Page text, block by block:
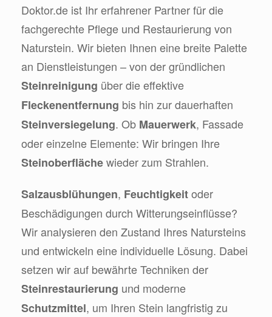
Doktor.de ist Ihr erfahrener Partner für die
fachgerechte Pflege und Restaurierung von
Naturstein. Wir bieten Ihnen eine breite Palette
an Dienstleistungen – von der gründlichen
Steinreinigung über die effektive
Fleckenentfernung bis hin zur dauerhaften
Steinversiegelung. Ob Mauerwerk, Fassade
oder einzelne Elemente: Wir bringen Ihre
Steinoberflächewieder zum Strahlen.
Salzausblühungen, Feuchtigkeitoder
Beschädigungen durch Witterungseinflüsse?
Wir analysieren den Zustand Ihres Natursteins
und entwickeln eine individuelle Lösung. Dabei
setzen wir auf bewährte Techniken der
Steinrestaurierung und moderne
Schutzmittel, um Ihren Stein langfristig zu